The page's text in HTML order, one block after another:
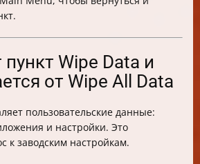
Wipe Data и
от Wipe All Data
пользовательские данные:
и настройки. Это
к заводским настройкам.